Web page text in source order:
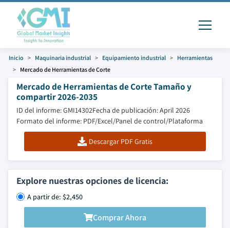
Inicio Maquinaria industrial Equipamiento industrial
Herramientas
Mercado de Herramientas de Corte
Mercado de Herramientas de Corte Tamaño y
compartir 2026-2035
ID del informe: GMI14302Fecha de publicación: April 2026
Formato del informe: PDF/Excel/Panel de control/Plataforma
Descargar PDF Gratis
Explore nuestras opciones de licencia:
A partir de: $2,450
Comprar Ahora